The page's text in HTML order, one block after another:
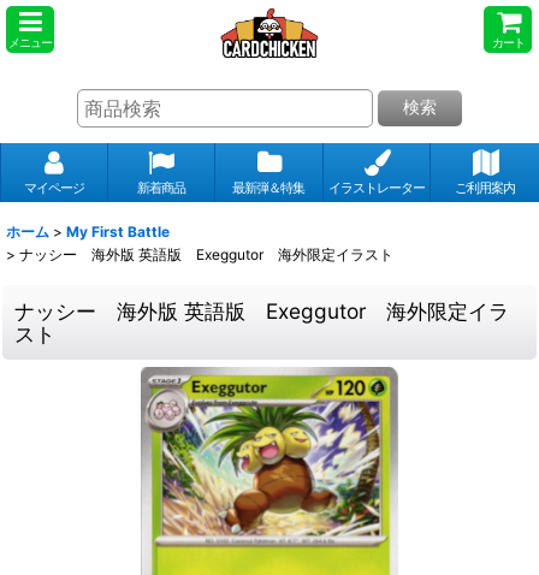
メニュー カート
検索
マイページ 新着商品 最新弾＆特集 イラストレーター ご利用案内
ホーム > My First Battle
> ナッシー 海外版 英語版 Exeggutor 海外限定イラスト
ナッシー 海外版 英語版 Exeggutor 海外限定イラ
スト